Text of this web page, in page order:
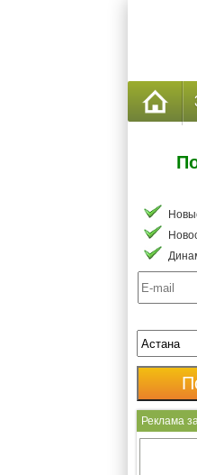
Реклама